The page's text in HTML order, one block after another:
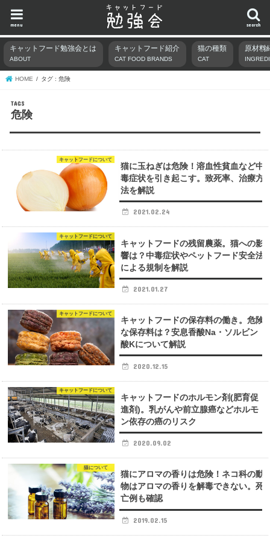
search
menu
キャットフード勉強会とは
ABOUT
キャットフード紹介
CAT FOOD BRANDS
猫の種類
CAT
原材料
HOME タグ : 危険
危険
キャットフードについて
猫に玉ねぎは危険！溶血性貧血など中
毒症状を引き起こす。致死率、治療方
法を解説
2021.02.24
キャットフードについて
キャットフードの残留農薬。猫への影
響は？中毒症状やペットフード安全法
による規制を解説
2021.01.27
キャットフードについて
キャットフードの保存料の働き。危険
な保存料は？安息香酸Na・ソルビン
酸Kについて解説
2020.12.15
キャットフードについて
キャットフードのホルモン剤(肥育促
進剤)。乳がんや前立腺癌などホルモ
ン依存の癌のリスク
2020.09.02
猫について
猫にアロマの香りは危険！ネコ科の動
物はアロマの香りを解毒できない。死
亡例も確認
2019.02.15